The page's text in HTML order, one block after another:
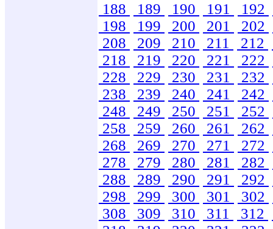
188
189 190 191 192
198
199 200 201 202
208
209 210 211 212
218
219 220 221 222
228
229 230 231 232
238
239 240 241 242
248
249 250 251 252
258
259 260 261 262
268
269 270 271 272
278
279 280 281 282
288
289 290 291 292
298
299 300 301 302
308
309 310 311 312